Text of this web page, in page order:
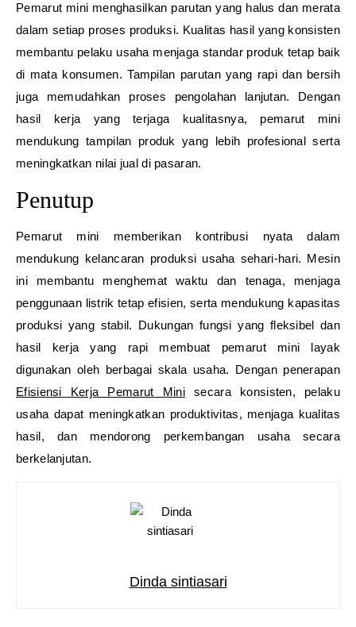
Pemarut mini menghasilkan parutan yang halus dan merata
dalam setiap proses produksi. Kualitas hasil yang konsisten
membantu pelaku usaha menjaga standar produk tetap baik
di mata konsumen. Tampilan parutan yang rapi dan bersih
juga memudahkan proses pengolahan lanjutan. Dengan
hasil kerja yang terjaga kualitasnya, pemarut mini
mendukung tampilan produk yang lebih profesional serta
meningkatkan nilai jual di pasaran.
Penutup
Pemarut mini memberikan kontribusi nyata dalam
mendukung kelancaran produksi usaha sehari-hari. Mesin
ini membantu menghemat waktu dan tenaga, menjaga
penggunaan listrik tetap efisien, serta mendukung kapasitas
produksi yang stabil. Dukungan fungsi yang fleksibel dan
hasil kerja yang rapi membuat pemarut mini layak
digunakan oleh berbagai skala usaha. Dengan penerapan
Efisiensi Kerja Pemarut Minisecara konsisten, pelaku
usaha dapat meningkatkan produktivitas, menjaga kualitas
hasil, dan mendorong perkembangan usaha secara
berkelanjutan.
Dinda sintiasari